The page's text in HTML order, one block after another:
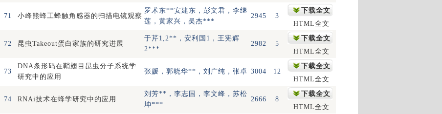
71 小峰熊蜂工蜂触角感器的扫描电镜观察
罗术东**安建东，彭文君，李继
莲，黄家兴，吴杰***
2945 3
下载全文
HTML全文
72 昆虫Takeout蛋白家族的研究进展
于芹1,2**，安利国1，王宪辉
2***
2982 5
下载全文
HTML全文
73
DNA条形码在鞘翅目昆虫分子系统学
研究中的应用
张媛，郭晓华**，刘广纯，张卓 3004 12
下载全文
HTML全文
74 RNAi技术在蜂学研究中的应用
刘芳**，李志国，李文峰，苏松
坤***
2666 8
下载全文
HTML全文